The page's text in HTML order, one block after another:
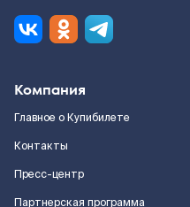
Компания
Главное о Купибилете
Контакты
Пресс-центр
Партнерская программа